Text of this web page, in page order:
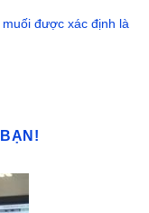
được xác định là